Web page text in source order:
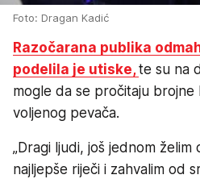
Foto: Dragan Kadić
Razočarana publika
podelila je utiske,te su na
mogle da se pročitaju
voljenog pevača.
„Dragi ljudi, još jednom želim
najljepše riječi i zahvalim od